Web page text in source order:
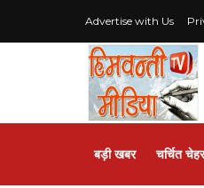
Advertise with Us
बड़ी खबर चर्चित